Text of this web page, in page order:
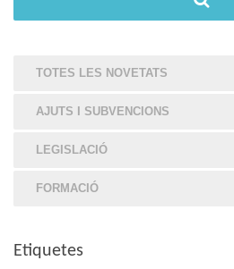
TOTES LES NOVETATS
AJUTS I SUBVENCIONS
LEGISLACIÓ
FORMACIÓ
Etiquetes